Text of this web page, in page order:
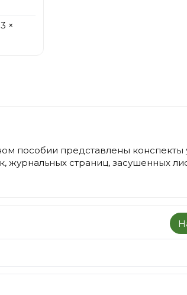
×
пособии представлены конспекты
журнальных страниц, засушенных